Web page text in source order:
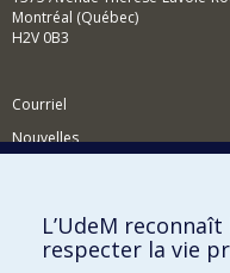
Montréal (Québec)
H2V 0B3
Courriel
Nouvelles
Comment soutenir le
BESOIN D'AIDE?
L’UdeM
respecter la vie